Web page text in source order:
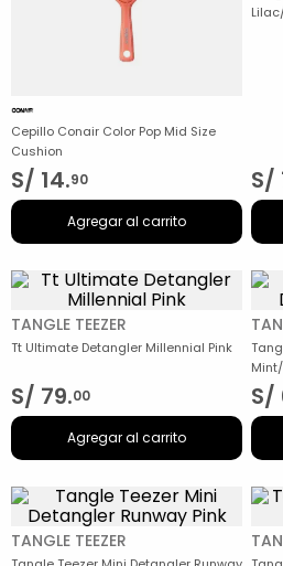
Cepillo Conair Color Pop Mid Size
Cushion
S/ 14.90
Agregar al carrito
S/
TANGLE TEEZER
Tt Ultimate Detangler Millennial Pink
S/ 79.00
Agregar al carrito
S/
TANGLE TEEZER